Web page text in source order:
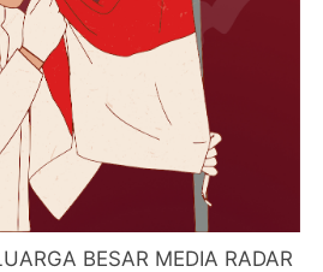
BESAR MEDIA RADAR